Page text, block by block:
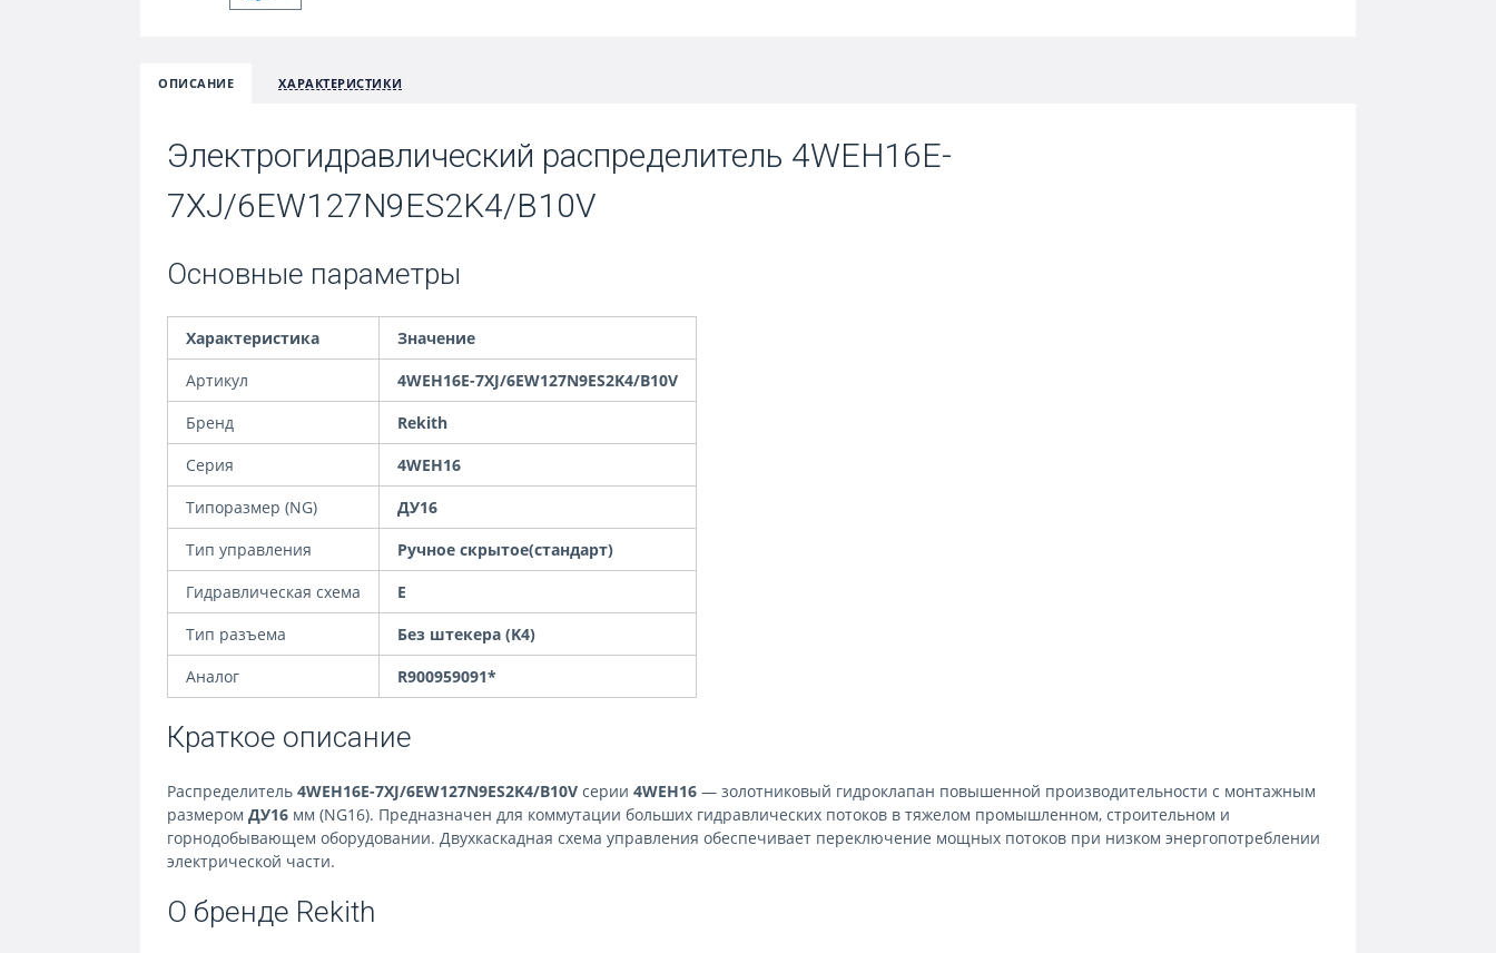
ОПИСАНИЕ ХАРАКТЕРИСТИКИ
Электрогидравлический распределитель 4WEH16E-
7XJ/6EW127N9ES2K4/B10V
Основные параметры
Характеристика
Значение
Артикул
4WEH16E-7XJ/6EW127N9ES2K4/B10V
Бренд
Rekith
Серия
4WEH16
Типоразмер (NG)
ДУ16
Тип управления
Ручное скрытое(стандарт)
Гидравлическая схема
E
Тип разъема
Без штекера (K4)
Аналог
R900959091*
Краткое описание
Распределитель 4WEH16E-7XJ/6EW127N9ES2K4/B10V серии 4WEH16 — золотниковый гидроклапан повышенной производительности с монтажным
размером ДУ16 мм (NG16). Предназначен для коммутации больших гидравлических потоков в тяжелом промышленном, строительном и
горнодобывающем оборудовании. Двухкаскадная схема управления обеспечивает переключение мощных потоков при низком энергопотреблении
электрической части.
О бренде Rekith